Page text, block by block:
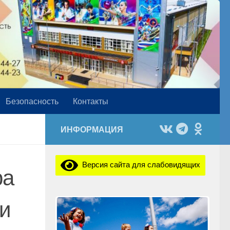
Безопасность Контакты
ИНФОРМАЦИЯ
Версия сайта для слабовидящих